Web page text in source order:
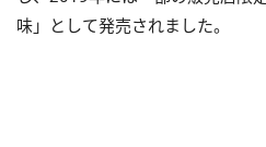
味」として発売されました。